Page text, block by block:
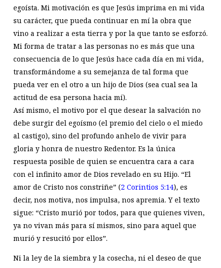
egoísta. Mi motivación es que Jesús imprima en mi vida
su carácter, que pueda continuar en mí la obra que
vino a realizar a esta tierra y por la que tanto se esforzó.
Mi forma de tratar a las personas no es más que una
consecuencia de lo que Jesús hace cada día en mi vida,
transformándome a su semejanza de tal forma que
pueda ver en el otro a un hijo de Dios (sea cual sea la
actitud de esa persona hacia mí).
Así mismo, el motivo por el que desear la salvación no
debe surgir del egoísmo (el premio del cielo o el miedo
al castigo), sino del profundo anhelo de vivir para
gloria y honra de nuestro Redentor. Es la única
respuesta posible de quien se encuentra cara a cara
con el infinito amor de Dios revelado en su Hijo. “El
amor de Cristo nos constriñe” (2 Corintios 5:14), es
decir, nos motiva, nos impulsa, nos apremia. Y el texto
sigue: “Cristo murió por todos, para que quienes viven,
ya no vivan más para sí mismos, sino para aquel que
murió y resucitó por ellos”.
Ni la ley de la siembra y la cosecha, ni el deseo de que